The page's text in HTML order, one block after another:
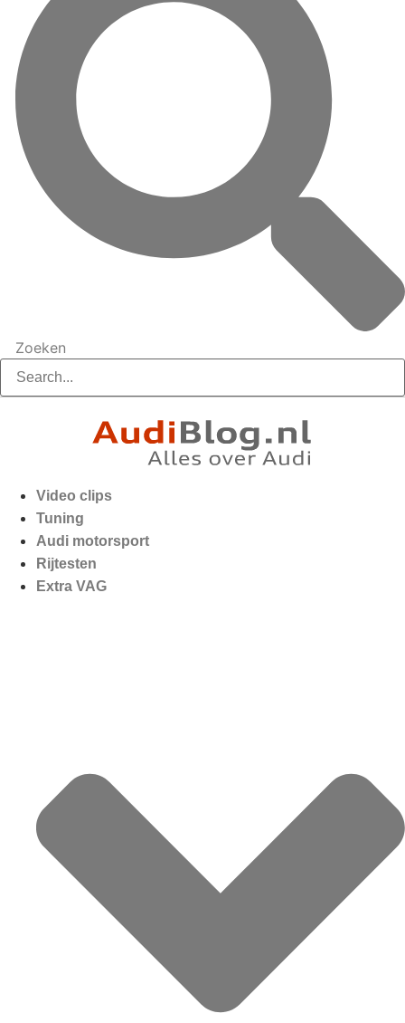
Zoeken
Video clips
Tuning
Audi motorsport
Rijtesten
Extra VAG